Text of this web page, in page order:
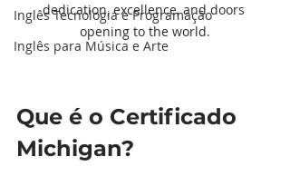
Inglês Tecnologia e Programação
Inglês para Música e Arte
dedication, excellence, and doors
opening to the world.
Que é o Certificado
Michigan?